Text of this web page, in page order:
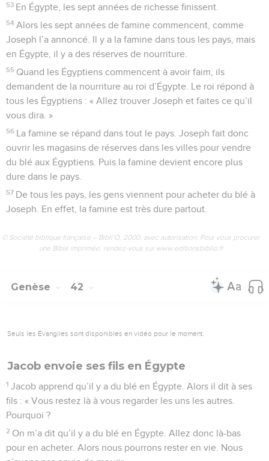
53 En Égypte, les sept années de richesse finissent.
54 Alors les sept années de famine commencent, comme
Joseph l’a annoncé. Il y a la famine dans tous les pays, mais
en Égypte, il y a des réserves de nourriture.
55 Quand les Égyptiens commencent à avoir faim, ils
demandent de la nourriture au roi d’Égypte. Le roi répond à
tous les Égyptiens : « Allez trouver Joseph et faites ce qu’il
vous dira. »
56 La famine se répand dans tout le pays. Joseph fait donc
ouvrir les magasins de réserves dans les villes pour vendre
du blé aux Égyptiens. Puis la famine devient encore plus
dure dans le pays.
57 De tous les pays, les gens viennent pour acheter du blé à
Joseph. En effet, la famine est très dure partout.
© Société biblique française – Bibli’O, 2000, avec autorisation. Pour vous procurer
une Bible imprimée, rendez-vous sur www.editionsbiblio.fr
Genèse 42
Seuls les Évangiles sont disponibles en vidéo pour le moment.
Jacob envoie ses fils en Égypte
1 Jacob apprend qu’il y a du blé en Égypte. Alors il dit à ses
fils : « Vous restez là à vous regarder les uns les autres.
Pourquoi ?
2 On m’a dit qu’il y a du blé en Égypte. Allez donc là-bas
pour en acheter. Alors nous pourrons rester en vie. Nous